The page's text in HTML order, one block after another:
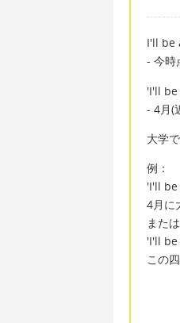
I'll be
- 今時
'I'll
- 4月(
大学
例：
'I'll
4月に
または
'I'll
この